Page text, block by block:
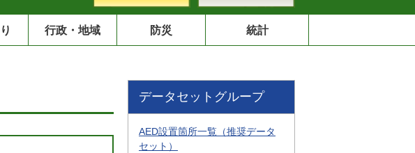
行政・地域 防災 統計
データセットグループ
AED設置箇所一覧（推奨データ
セット）